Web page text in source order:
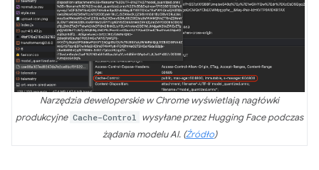
Narzędzia deweloperskie w Chrome wyświetlają nagłówki
produkcyjne Cache-Control wysyłane przez Hugging Face podczas
żądania modelu AI. (Źródło)